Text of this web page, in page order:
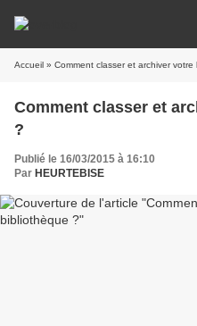
Accueil » Comment classer et archiver votre
Comment classer et
?
Publié le 16/03/2015 à 16:10
Par HEURTEBISE